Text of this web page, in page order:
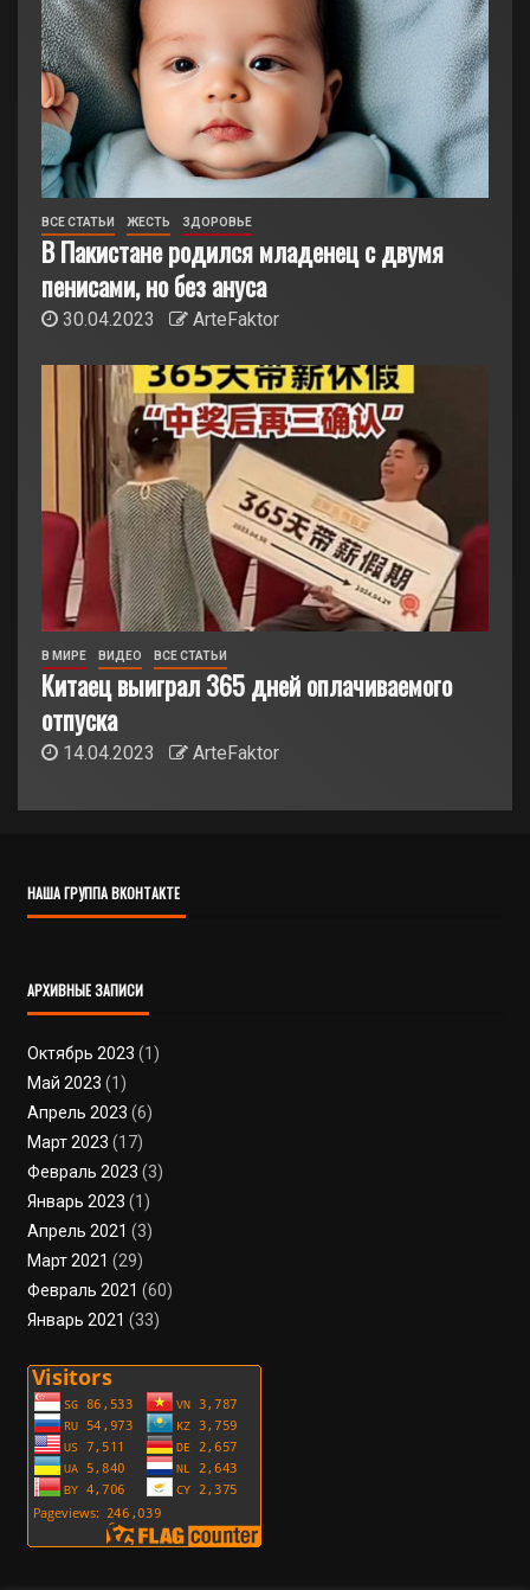
ВСЕ СТАТЬИ ЖЕСТЬ ЗДОРОВЬЕ
В Пакистане родился младенец с двумя
пенисами, но без ануса
30.04.2023 ArteFaktor
В МИРЕ ВИДЕО ВСЕ СТАТЬИ
Китаец выиграл 365 дней оплачиваемого
отпуска
14.04.2023 ArteFaktor
НАША ГРУППА ВКОНТАКТЕ
АРХИВНЫЕ ЗАПИСИ
Октябрь 2023 (1)
Май 2023 (1)
Апрель 2023 (6)
Март 2023 (17)
Февраль 2023 (3)
Январь 2023 (1)
Апрель 2021 (3)
Март 2021 (29)
Февраль 2021 (60)
Январь 2021 (33)